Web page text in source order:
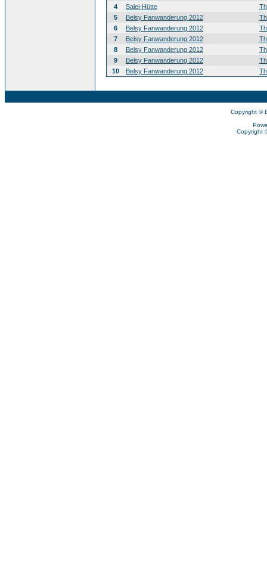
4
Salei-Hütte
5
Belsy Fanwanderung 2012
6
Belsy Fanwanderung 2012
7
Belsy Fanwanderung 2012
8
Belsy Fanwanderung 2012
9
Belsy Fanwanderung 2012
10
Belsy Fanwanderung 2012
Copyright ©
Copyright